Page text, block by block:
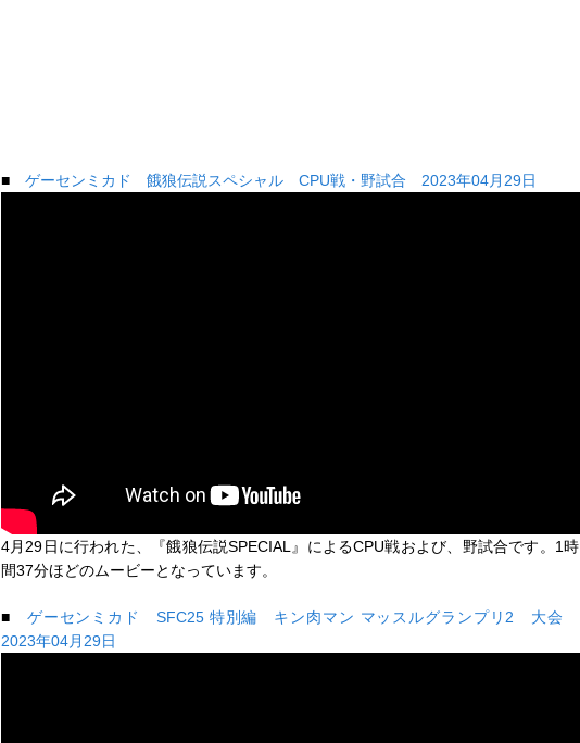
■ ゲーセンミカド 餓狼伝説スペシャル CPU戦・野試合 2023年04月29日
4月29日に行われた、『餓狼伝説SPECIAL』によるCPU戦および、野試合です。1時
間37分ほどのムービーとなっています。
■ ゲーセンミカド SFC25 特別編 キン肉マン マッスルグランプリ2 大会
2023年04月29日